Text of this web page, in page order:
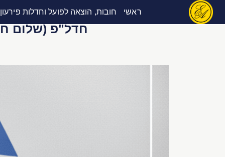
דילוג ראשי חובות, הוצאה לפועל וחדלות פירעון